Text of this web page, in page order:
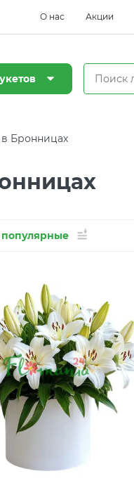
О нас Акции
Бронницах
популярные